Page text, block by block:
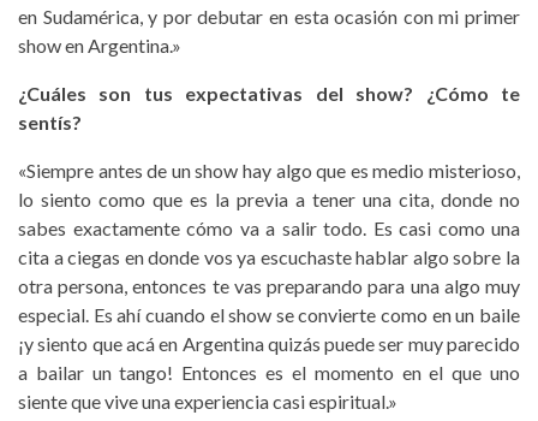
en Sudamérica, y por debutar en esta ocasión con mi primer
show en Argentina.»
¿Cuáles son tus expectativas del show? ¿Cómo te
sentís?
«Siempre antes de un show hay algo que es medio misterioso,
lo siento como que es la previa a tener una cita, donde no
sabes exactamente cómo va a salir todo. Es casi como una
cita a ciegas en donde vos ya escuchaste hablar algo sobre la
otra persona, entonces te vas preparando para una algo muy
especial. Es ahí cuando el show se convierte como en un baile
¡y siento que acá en Argentina quizás puede ser muy parecido
a bailar un tango! Entonces es el momento en el que uno
siente que vive una experiencia casi espiritual.»